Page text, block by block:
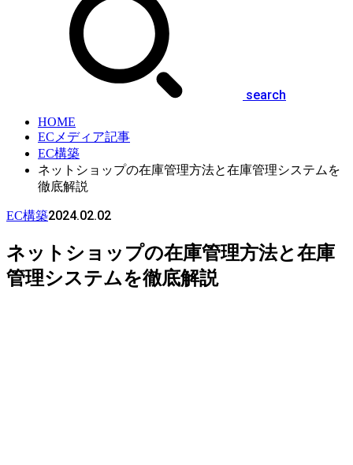
search
HOME
ECメディア記事
EC構築
ネットショップの在庫管理方法と在庫管理システムを
徹底解説
EC構築2024.02.02
ネットショップの在庫管理方法と在庫
管理システムを徹底解説